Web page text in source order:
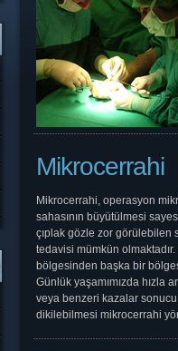
Mikrocerrahi
Mikrocerrahi, operasyon
sahasının büyütülmesi
çıplak gözle zor görülebilen
tedavisi mümkün
bölgesinden başka bir
Günlük yaşamımızda hızla
veya benzeri kazalar sonucu
dikilebilmesi mikrocerrahi